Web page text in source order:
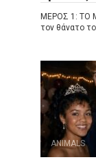
ΜΕΡΟΣ 1: ΤΟ
τον θάνατο
ANIMALS